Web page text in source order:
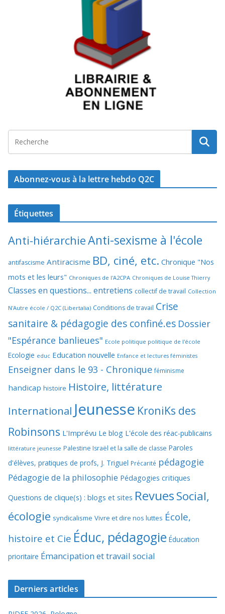
Abonnez-vous à la lettre hebdo Q2C
Étiquettes
Anti-hiérarchieAnti-sexisme à l'école
antifascisme Antiracisme BD, ciné, etc. Chronique "Nos
mots et les leurs" Chroniques de l'A2CPA Chroniques de Louise Thierry
Classes en questions... entretiens collectif de travail Collection
N'Autre école / Q2C (Libertalia) Conditions de travail Crise
sanitaire & pédagogie des confiné.es Dossier
"Espérance banlieues" Ecole politique politique de l'école
Ecologie educ Education nouvelle Enfance et lectures féministes
Enseigner dans le 93 - Chronique féminisme
handicap histoire Histoire, littérature
International Jeunesse KroniKs des
Robinsons L'Imprévu Le blog L'école des réac-publicains
littérature jeunesse Palestine Israël et la salle de classe Paroles
d'élèves, pratiques de profs, J. Triguel Précarité pédagogie
Pédagogie de la philosophie Pédagogies critiques
Questions de clique(s) : blogs et sites RevuesSocial,
écologie syndicalisme Vivre et dire nos luttes École,
histoire et Cie Éduc, pédagogie Éducation
prioritaire Émancipation et travail social
Derniers articles